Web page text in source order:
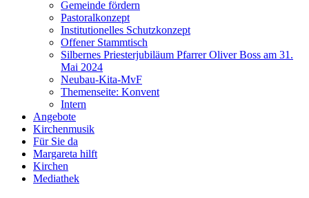
Gemeinde fördern
Pastoralkonzept
Institutionelles Schutzkonzept
Offener Stammtisch
Silbernes Priesterjubiläum Pfarrer Oliver Boss am 31.
Mai 2024
Neubau-Kita-MvF
Themenseite: Konvent
Intern
Angebote
Kirchenmusik
Für Sie da
Margareta hilft
Kirchen
Mediathek